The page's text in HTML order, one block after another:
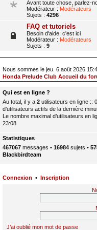
Avant toute chose, parlez-
Modérateur : Modérateurs
Sujets : 4296
FAQ et tutoriels
Besoin d'aide, c'est ici
Modérateur : Modérateurs
Sujets : 9
Nous sommes le jeu. 6 août 2026
Honda Prelude Club Accueil du
Qui est en ligne ?
Au total, il y a 2 utilisateurs en ligne ::
d’utilisateurs actifs de la dernière
Le nombre maximal d’utilisateurs en
23:08
Statistiques
467067 messages • 16984 sujets •
Blackbirdteam
Connexion • Inscription
J’ai oublié mon mot de passe